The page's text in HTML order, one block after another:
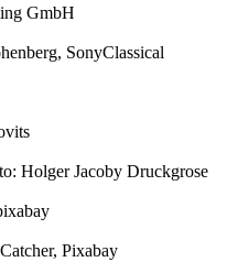
GmbH
SonyClassical
Holger Jacoby Druckgrose
Pixabay